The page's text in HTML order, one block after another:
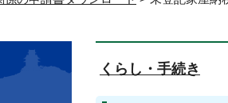
くらし・手続き